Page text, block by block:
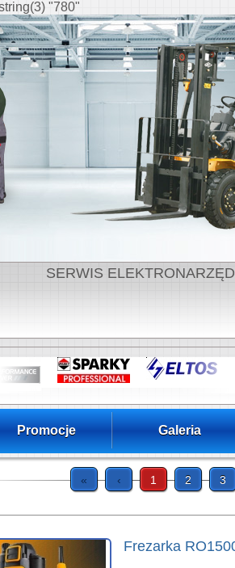
"780"
SERWIS
Promocje Galeria
« ‹ 1 2 3
Frezarka